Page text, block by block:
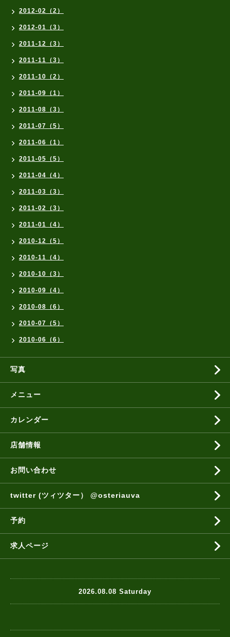
2012-02（2）
2012-01（3）
2011-12（3）
2011-11（3）
2011-10（2）
2011-09（1）
2011-08（3）
2011-07（5）
2011-06（1）
2011-05（5）
2011-04（4）
2011-03（3）
2011-02（3）
2011-01（4）
2010-12（5）
2010-11（4）
2010-10（3）
2010-09（4）
2010-08（6）
2010-07（5）
2010-06（6）
写真
メニュー
カレンダー
店舗情報
お問い合わせ
twitter (ツィツター） @osteriauva
予約
求人ページ
2026.08.08 Saturday